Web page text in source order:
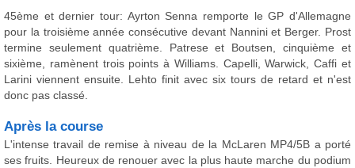
45ème et dernier tour: Ayrton Senna remporte le GP d'Allemagne
pour la troisième année consécutive devant Nannini et Berger. Prost
termine seulement quatrième. Patrese et Boutsen, cinquième et
sixième, ramènent trois points à Williams. Capelli, Warwick, Caffi et
Larini viennent ensuite. Lehto finit avec six tours de retard et n'est
donc pas classé.
Après la course
L'intense travail de remise à niveau de la McLaren MP4/5B a porté
ses fruits. Heureux de renouer avec la plus haute marche du podium